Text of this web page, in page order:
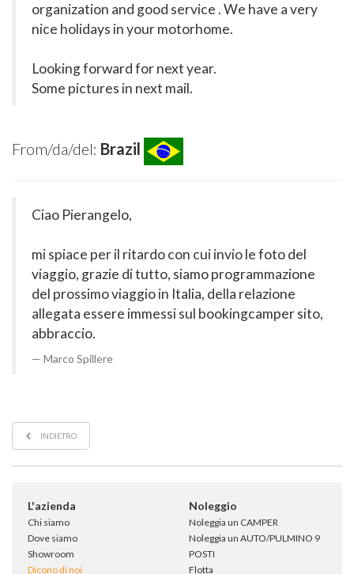
organization and good service . We have a very
nice holidays in your motorhome.
Looking forward for next year.
Some pictures in next mail.
From/da/del: Brazil
Ciao Pierangelo,
mi spiace per il ritardo con cui invio le foto del
viaggio, grazie di tutto, siamo programmazione
del prossimo viaggio in Italia, della relazione
allegata essere immessi sul bookingcamper sito,
abbraccio.
Marco Spillere
INDIETRO
L'azienda
Chi siamo
Dove siamo
Showroom
Dicono di noi
Noleggio
Noleggia un CAMPER
Noleggia un AUTO/PULMINO 9
POSTI
Flotta